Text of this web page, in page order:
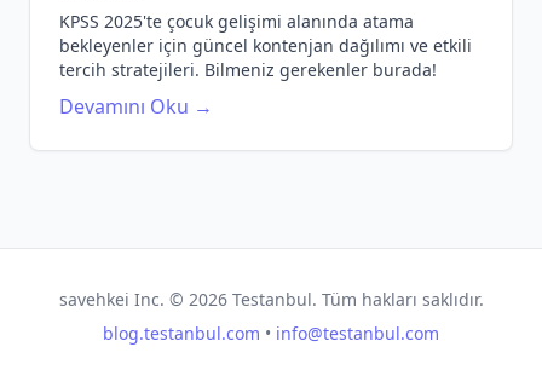
KPSS 2025'te çocuk gelişimi alanında atama
bekleyenler için güncel kontenjan dağılımı ve etkili
tercih stratejileri. Bilmeniz gerekenler burada!
Devamını Oku →
savehkei Inc. © 2026Testanbul. Tüm hakları saklıdır.
blog.testanbul.com • info@testanbul.com